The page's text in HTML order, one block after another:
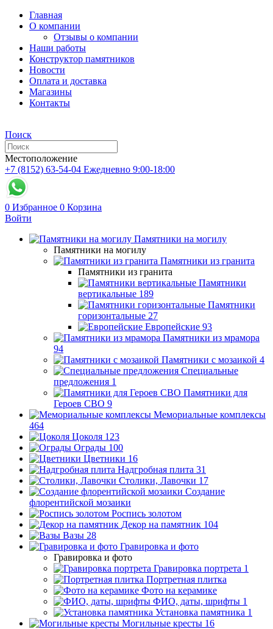
Главная
О компании
Отзывы о компании
Наши работы
Конструктор памятников
Новости
Оплата и доставка
Магазины
Контакты
Поиск
Местоположение
+7 (8152) 63-54-04 Ежедневно 9:00-18:00
0 Избранное 0 Корзина
Войти
Памятники на могилу
Памятники на могилу
Памятники из гранита
Памятники из гранита
Памятники
вертикальные 189
Памятники
горизонтальные 27
Европейские 93
Памятники из мрамора
94
Памятники с мозаикой 4
Специальные
предложения 1
Памятники для
Героев СВО 9
Мемориальные комплексы
464
Цоколя 123
Ограды 100
Цветники 16
Надгробная плита 31
Столики, Лавочки 17
Создание
флорентийской мозаики
Роспись золотом
Декор на памятник 104
Вазы 28
Гравировка и фото
Гравировка и фото
Гравировка портрета 1
Портретная плитка
Фото на керамике
ФИО, даты, шрифты 1
Установка памятника 1
Могильные кресты 16